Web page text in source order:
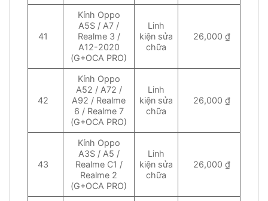
41
Kính Oppo
A5S / A7 /
Realme 3 /
A12-2020
(G+OCA PRO)
Linh
kiện sửa
chữa
26,000 ₫
42
Kính Oppo
A52 / A72 /
A92 / Realme
6 / Realme 7
(G+OCA PRO)
Linh
kiện sửa
chữa
26,000 ₫
43
Kính Oppo
A3S / A5 /
Realme C1 /
Realme 2
(G+OCA PRO)
Linh
kiện sửa
chữa
26,000 ₫